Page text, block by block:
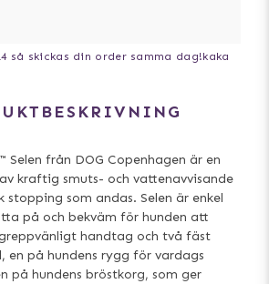
så skickas din order samma dag!kaka
Selen från DOG Copenhagen är en
kraftig smuts- och vattenavvisande
som andas. Selen är enkel
på och bekväm för hunden att
handtag och två fäst
en på hundens rygg för vardags
på hundens bröstkorg, som ger